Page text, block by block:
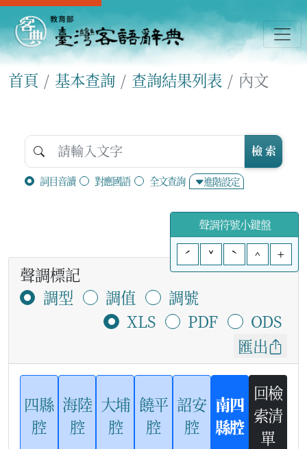
首頁 基本查詢 查詢結果列表 內文
詞目音讀 對應國語 全文查詢 進階設定
檢 索
聲調符號小鍵盤
ˊ
ˇ ˋ ^ +
聲調標記
調型
調值
調號
XLS
PDF
ODS
匯出
四縣
腔
海陸
腔
大埔
腔
饒平
腔
詔安
腔
南四
縣腔
回檢
索清
單